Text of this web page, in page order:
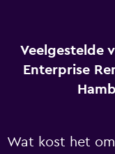
Veelgestelde
Enterprise
Wat kost het